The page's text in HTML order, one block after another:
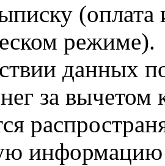
режиме).
данных
за
информацию